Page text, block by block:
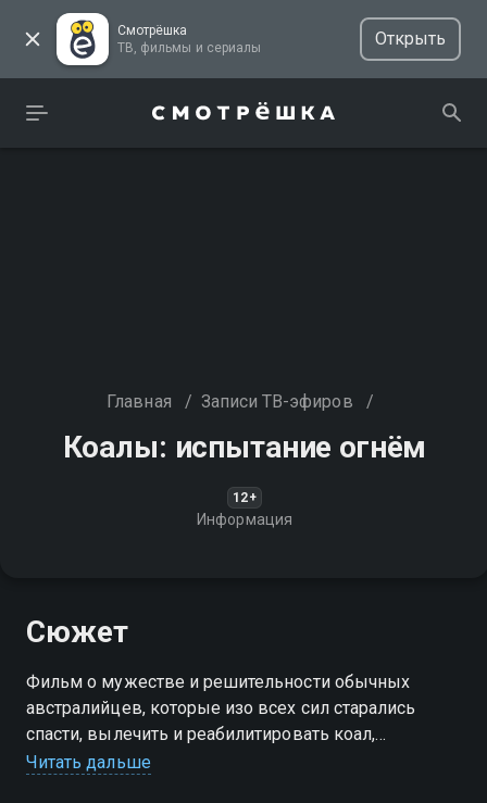
Смотрёшка
ТВ, фильмы и сериалы
Открыть
Главная / Записи ТВ-эфиров /
Коалы: испытание огнём
12+
Информация
Сюжет
Фильм о мужестве и решительности обычных
австралийцев, которые изо всех сил старались
спасти, вылечить и реабилитировать коал,
переживших австралийские лесные пожары
Читать дальше